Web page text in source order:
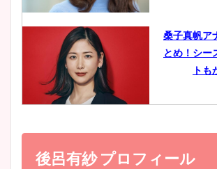
豊島実季ア
とめ！美脚
宇賀神メグ
桑子真帆ア
とめ！シー
トも
小室瑛莉子
め！足が美
後呂有紗 プロフィール